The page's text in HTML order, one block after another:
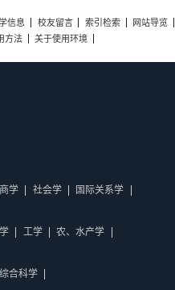
信息 校友留言 索引检索
网站导览
方法 关于使用环境
学 社会学 国际关系学
工学 农、水产学
综合科学